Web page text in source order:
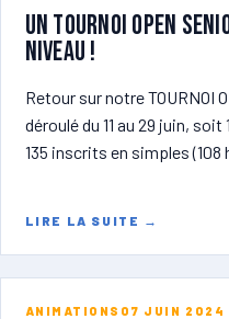
Un tournoi open
niveau !
Retour sur notre TOURNOI
déroulé du 11 au 29 juin,
135 inscrits en simples
LIRE LA SUITE →
ANIMATIONS 07 JUIN 2024